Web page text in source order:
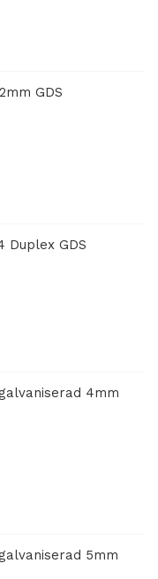
GDS
Duplex GDS
4mm
5mm